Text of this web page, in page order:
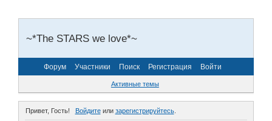
~*The STARS we love*~
Форум Участники Поиск Регистрация Войти
Активные темы
Привет, Гость! Войдитеили зарегистрируйтесь.